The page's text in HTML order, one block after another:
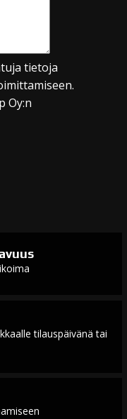
tietoja
Oy:n
tilauspäivänä tai